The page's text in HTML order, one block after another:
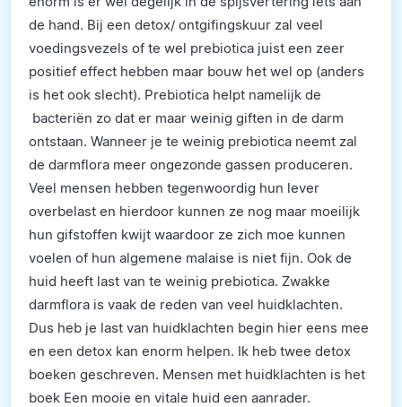
de hand. Bij een detox/ ontgifingskuur zal veel
voedingsvezels of te wel prebiotica juist een zeer
positief effect hebben maar bouw het wel op (anders
is het ook slecht). Prebiotica helpt namelijk de
bacteriën zo dat er maar weinig giften in de darm
ontstaan. Wanneer je te weinig prebiotica neemt zal
de darmflora meer ongezonde gassen produceren.
Veel mensen hebben tegenwoordig hun lever
overbelast en hierdoor kunnen ze nog maar moeilijk
hun gifstoffen kwijt waardoor ze zich moe kunnen
voelen of hun algemene malaise is niet fijn. Ook de
huid heeft last van te weinig prebiotica. Zwakke
darmflora is vaak de reden van veel huidklachten.
Dus heb je last van huidklachten begin hier eens mee
en een detox kan enorm helpen. Ik heb twee detox
boeken geschreven. Mensen met huidklachten is het
boek Een mooie en vitale huid een aanrader.